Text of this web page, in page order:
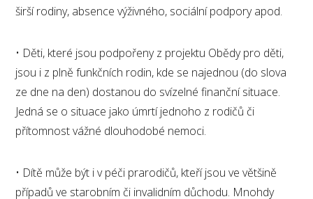
širší rodiny, absence výživného, sociální podpory apod.
• Děti, které jsou podpořeny z projektu Obědy pro děti,
jsou i z plně funkčních rodin, kde se najednou (do slova
ze dne na den) dostanou do svízelné finanční situace.
Jedná se o situace jako úmrtí jednoho z rodičů či
přítomnost vážné dlouhodobé nemoci.
• Dítě může být i v péči prarodičů, kteří jsou ve většině
případů ve starobním či invalidním důchodu. Mnohdy